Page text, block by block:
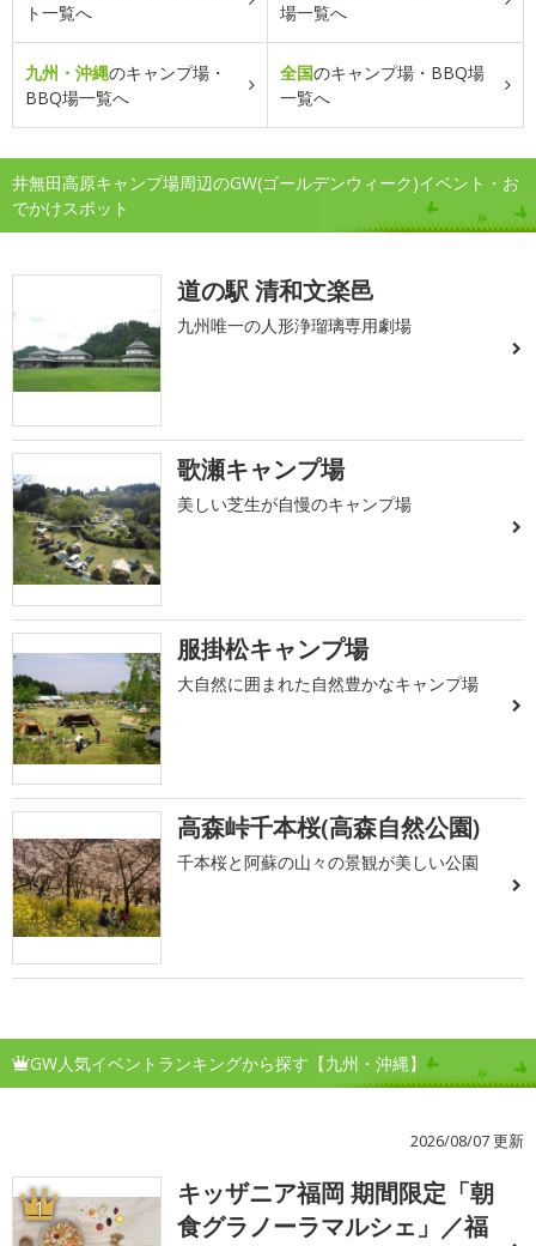
ト一覧へ
場一覧へ
九州・沖縄のキャンプ場・
BBQ場一覧へ
全国のキャンプ場・BBQ場
一覧へ
井無田高原キャンプ場周辺のGW(ゴールデンウィーク)イベント・お
でかけスポット
道の駅 清和文楽邑
九州唯一の人形浄瑠璃専用劇場
歌瀬キャンプ場
美しい芝生が自慢のキャンプ場
服掛松キャンプ場
大自然に囲まれた自然豊かなキャンプ場
高森峠千本桜(高森自然公園)
千本桜と阿蘇の山々の景観が美しい公園
GW人気イベントランキングから探す【九州・沖縄】
2026/08/07 更新
1
キッザニア福岡 期間限定「朝
食グラノーラマルシェ」／福